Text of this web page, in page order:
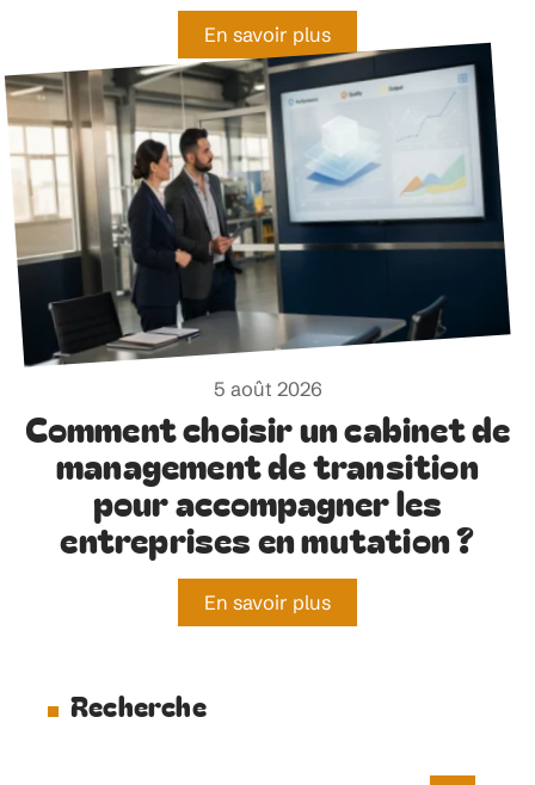
En savoir plus
5 août 2026
Comment choisir un cabinet de
management de transition
pour accompagner les
entreprises en mutation ?
En savoir plus
Recherche